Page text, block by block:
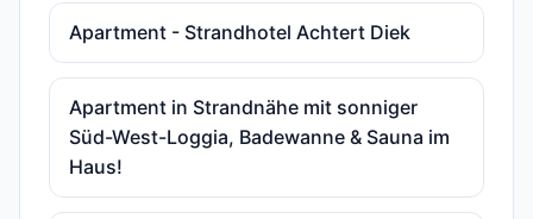
Apartment - Strandhotel Achtert Diek
Apartment in Strandnähe mit sonniger
Süd-West-Loggia, Badewanne & Sauna im
Haus!